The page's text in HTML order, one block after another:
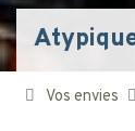
Vos envies